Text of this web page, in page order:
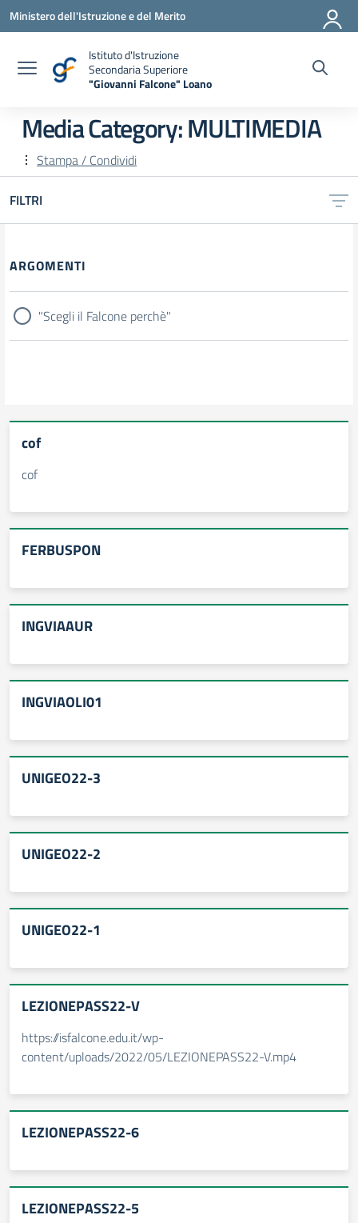
Vai ai contenuti
Vai al menu di navigazione
Vai al footer
Ministero dell'Istruzione e del Merito
Istituto d'Istruzione
Secondaria Superiore
"Giovanni Falcone" Loano
Media Category:MULTIMEDIA
Stampa / Condividi
FILTRI
Filtri
ARGOMENTI
"Scegli il Falcone perchè"
cof
cof
FERBUSPON
INGVIAAUR
INGVIAOLI01
UNIGEO22-3
UNIGEO22-2
UNIGEO22-1
LEZIONEPASS22-V
https://isfalcone.edu.it/wp-
content/uploads/2022/05/LEZIONEPASS22-V.mp4
LEZIONEPASS22-6
LEZIONEPASS22-5